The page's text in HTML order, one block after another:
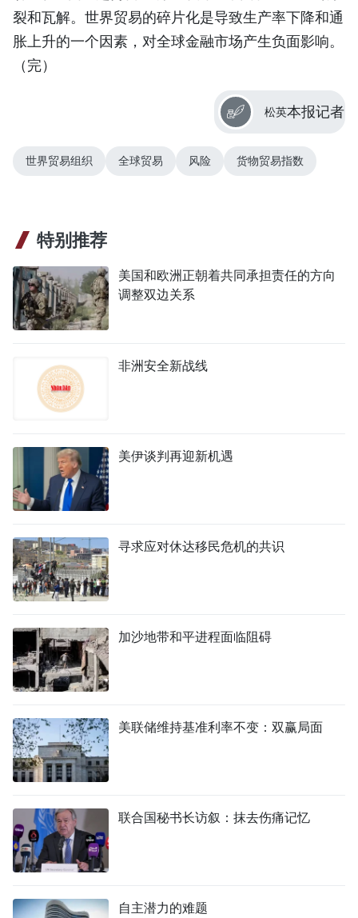
裂和瓦解。世界贸易的碎片化是导致生产率下降和通
胀上升的一个因素，对全球金融市场产生负面影响。
（完）
松英本报记者
世界贸易组织 全球贸易 风险 货物贸易指数
特别推荐
美国和欧洲正朝着共同承担责任的方向
调整双边关系
非洲安全新战线
美伊谈判再迎新机遇
寻求应对休达移民危机的共识
加沙地带和平进程面临阻碍
美联储维持基准利率不变：双赢局面
联合国秘书长访叙：抹去伤痛记忆
自主潜力的难题